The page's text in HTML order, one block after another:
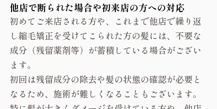
他店で断られた場合や初来店の方への対応
初めてご来店される方や、これまで他店で繰り返
し縮毛矯正を受けてこられた方の髪には、不要な
成分（残留薬剤等）が蓄積している場合がござい
ます。
初回は残留成分の除去や髪の状態の確認が必要と
なるため、施術が難しくなることもございます。